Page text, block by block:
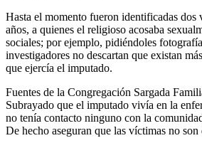
Hasta el momento fueron identificadas dos
años, a quienes el religioso acosaba
sociales; por ejemplo, pidiéndoles
investigadores no descartan que existan
que ejercía el imputado.
Fuentes de la Congregación Sargada
Subrayado que el imputado vivía en la
no tenía contacto ninguno con la
De hecho aseguran que las víctimas no